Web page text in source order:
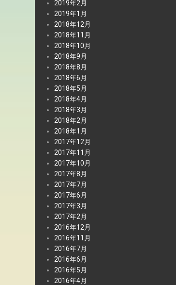
2019年2月
2019年1月
2018年12月
2018年11月
2018年10月
2018年9月
2018年8月
2018年6月
2018年5月
2018年4月
2018年3月
2018年2月
2018年1月
2017年12月
2017年11月
2017年10月
2017年8月
2017年7月
2017年6月
2017年3月
2017年2月
2016年12月
2016年11月
2016年7月
2016年6月
2016年5月
2016年4月